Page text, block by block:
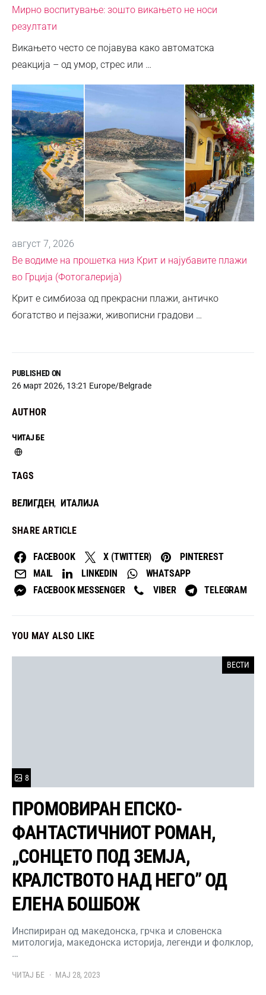
PUBLISHED ON
26 март 2026, 13:21 Europe/Belgrade
AUTHOR
ЧИТАЈ БЕ
TAGS
ВЕЛИГДЕН, ИТАЛИЈА
SHARE ARTICLE
FACEBOOK X (TWITTER)
PINTEREST
MAIL
LINKEDIN
WHATSAPP
FACEBOOK MESSENGER
VIBER TELEGRAM
Мирно воспитување: зошто викањето не носи
резултати
Викањето често се појавува како автоматска
реакција – од умор, стрес или …
август 7, 2026
Ве водиме на прошетка низ Крит и најубавите плажи
во Грција (Фотогалерија)
Крит е симбиоза од прекрасни плажи, античко
богатство и пејзажи, живописни градови …
YOU MAY ALSO LIKE
ВЕСТИ
8
ПРОМОВИРАН ЕПСКО-
ФАНТАСТИЧНИОТ РОМАН,
„СОНЦЕТО ПОД ЗЕМЈА,
КРАЛСТВОТО НАД НЕГО” ОД
ЕЛЕНА БОШБОЖ
Инспириран од македонска, грчка и словенска
митологија, македонска историја, легенди и фолклор,
…
ЧИТАЈ БЕ МАЈ 28, 2023